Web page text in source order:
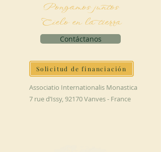
Pongamos juntos
Cielo en la tierra
Contáctanos
Solicitud de financiación
Associatio Internationalis Monastica
7 rue d’Issy, 92170 Vanves - France